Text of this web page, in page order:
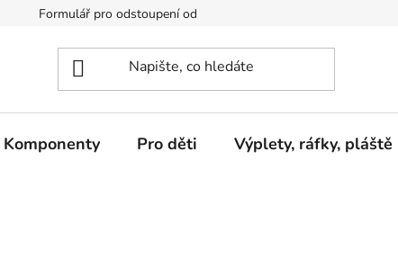
Formulář pro odstoupení od kupní smlouvy
Komponenty Pro děti Výplety, ráfky, pláště